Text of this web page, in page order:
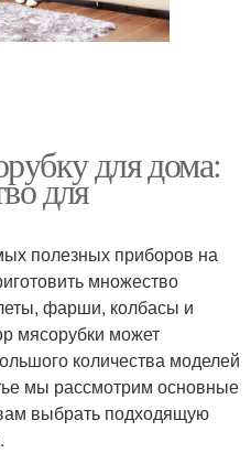
для дома:
для
полезных приборов на
множество
фарши, колбасы и
мясорубки может
количества моделей
мы рассмотрим основные
выбрать подходящую